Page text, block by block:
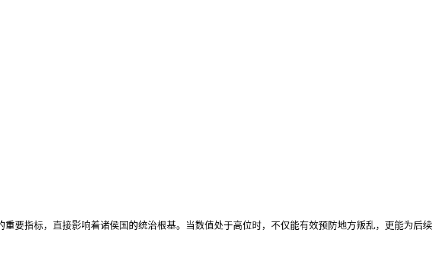
重要指标，直接影响着诸侯国的统治根基。当数值处于高位时，不仅能有效预防地方叛乱，更能为后续